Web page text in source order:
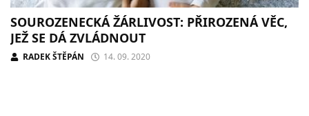
SOUROZENECKÁ ŽÁRLIVOST: PŘIROZENÁ VĚC,
JEŽ SE DÁ ZVLÁDNOUT
RADEK ŠTĚPÁN 14. 09. 2020